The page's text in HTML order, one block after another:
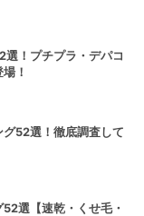
！プチプラ・デパコ
！
52選！徹底調査して
選【速乾・くせ毛・